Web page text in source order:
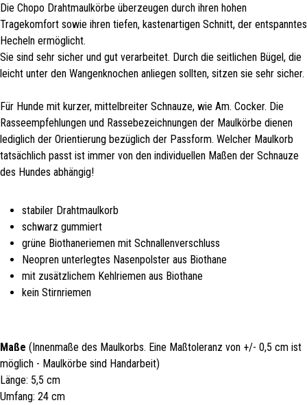
Die Chopo Drahtmaulkörbe überzeugen durch ihren hohen
Tragekomfort sowie ihren tiefen, kastenartigen Schnitt, der entspanntes
Hecheln ermöglicht.
Sie sind sehr sicher und gut verarbeitet. Durch die seitlichen Bügel, die
leicht unter den Wangenknochen anliegen sollten, sitzen sie sehr sicher.
Für Hunde mit kurzer, mittelbreiter Schnauze, wie Am. Cocker. Die
Rasseempfehlungen und Rassebezeichnungen der Maulkörbe dienen
lediglich der Orientierung bezüglich der Passform. Welcher Maulkorb
tatsächlich passt ist immer von den individuellen Maßen der Schnauze
des Hundes abhängig!
stabiler Drahtmaulkorb
schwarz gummiert
grüne Biothaneriemen mit Schnallenverschluss
Neopren unterlegtes Nasenpolster aus Biothane
mit zusätzlichem Kehlriemen aus Biothane
kein Stirnriemen
Maße (Innenmaße des Maulkorbs. Eine Maßtoleranz von +/- 0,5 cm ist
möglich - Maulkörbe sind Handarbeit)
Länge: 5,5 cm
Umfang: 24 cm